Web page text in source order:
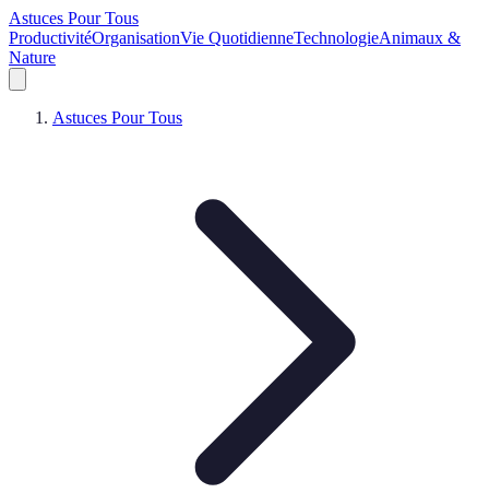
Astuces Pour Tous
ProductivitéOrganisationVie QuotidienneTechnologieAnimaux &
Nature
Astuces Pour Tous